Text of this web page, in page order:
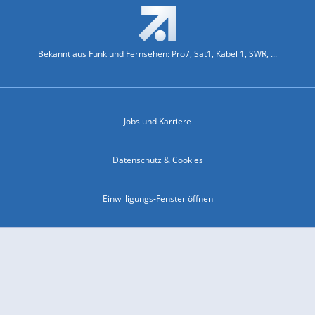
Bekannt aus Funk und Fernsehen: Pro7, Sat1, Kabel 1, SWR, ...
Jobs und Karriere
Datenschutz & Cookies
Einwilligungs-Fenster öffnen